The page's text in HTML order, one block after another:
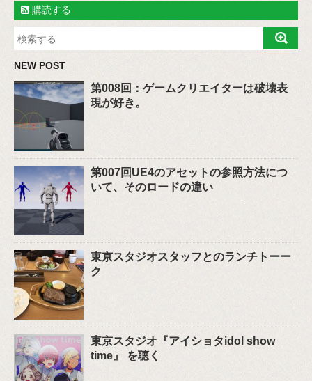
購読する
NEW POST
第008回：ゲームクリエイターは破壊表
現が好き。
第007回UE4のアセットの参照方法につ
いて、そのロードの違い
東京スタジオスタッフとのランチトーー
ク
東京スタジオ『アイショタidol show
time』 を聴く